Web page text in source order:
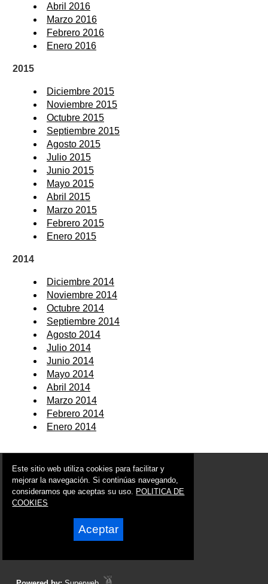
Abril 2016
Marzo 2016
Febrero 2016
Enero 2016
2015
Diciembre 2015
Noviembre 2015
Octubre 2015
Septiembre 2015
Agosto 2015
Julio 2015
Junio 2015
Mayo 2015
Abril 2015
Marzo 2015
Febrero 2015
Enero 2015
2014
Diciembre 2014
Noviembre 2014
Octubre 2014
Septiembre 2014
Agosto 2014
Julio 2014
Junio 2014
Mayo 2014
Abril 2014
Marzo 2014
Febrero 2014
Enero 2014
© 2006 - 2026 Portal de Archena Noticias
info@portaldearchena.es
Síguenos en:
Este sitio web utiliza cookies para facilitar y
mejorar la navegación. Si continúas navegando,
consideramos que aceptas su uso. POLITICA DE
COOKIES
Aceptar